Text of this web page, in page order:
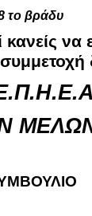
το βράδυ
να